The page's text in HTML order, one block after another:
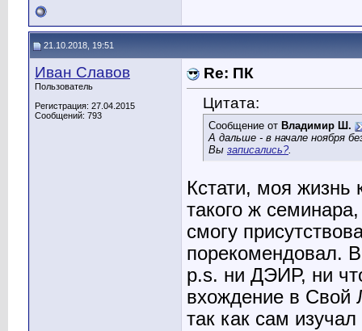
21.10.2018, 19:51
Иван Славов
Пользователь
Регистрация: 27.04.2015
Сообщений: 793
Re: ПК
Цитата:
Сообщение от Владимир Ш.
А дальше - в начале ноября
Вы записались?.
Кстати, моя жизнь
такого ж
смогу
порекомендовал.
p.s. ни ДЭИР, ни
вхождение в Свой
так как сам